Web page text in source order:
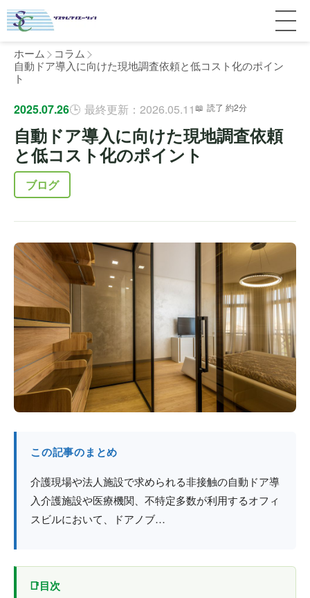
サービス紹介
料金
補助金
個人宅
マンション
ホテル
工場・倉庫
防火戸
全国対応について
神奈川
千葉
埼玉
茨城
栃木
関西エリア
施工事例
お客様の声
完全ガイド
製品比較
用語集
コラム
最新情報
個人のお客様へ
法人のお客様へ
ホーム
コラム
自動ドア導入に向けた現地調査依頼と低コスト化のポイン
ト
2025.07.26 最終更新：2026.05.11 読了 約2分
自動ドア導入に向けた現地調査依頼
と低コスト化のポイント
ブログ
この記事のまとめ
介護現場や法人施設で求められる非接触の自動ドア導
入介護施設や医療機関、不特定多数が利用するオフィ
スビルにおいて、ドアノブ…
目次